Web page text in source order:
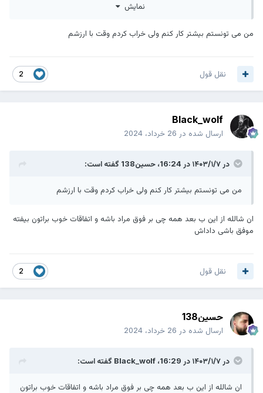
ولی وقتمو دو دستی دادم به طرف گفتم بیا عزیزم مال تو،
نمایش
من می تونستم بیشتر کار کنم ولی خراب کردم وقت با ارزشم
2 نقل قول
Black_wolf
ارسال شده در 26 خرداد، 2024
در ۱۴۰۳/۱/۷ در 16:24، حسین138 گفته است:
من می تونستم بیشتر کار کنم ولی خراب کردم وقت با ارزشم
ان شالله از این ب بعد همه چی بر فوق مراد باشه و اتفاقات خوب براتون بیفته
موفق باشی داداش
2 نقل قول
حسین138
ارسال شده در 26 خرداد، 2024
در ۱۴۰۳/۱/۷ در 16:29، Black_wolfگفته است:
ان شالله از این ب بعد همه چی بر فوق مراد باشه و اتفاقات خوب براتون